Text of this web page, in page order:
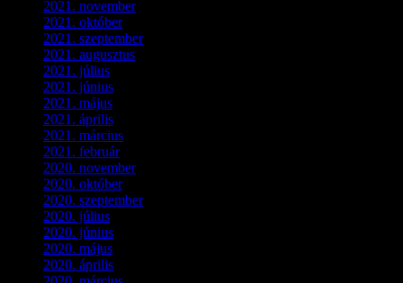
2021. november(5)
2021. október(8)
2021. szeptember(4)
2021. augusztus
2021. július
2021. június
2021. május
2021. április
2021. március
2021. február(4)
2020. november(4)
2020. október(4)
2020. szeptember(1)
2020. július
2020. június
2020. május
2020. április